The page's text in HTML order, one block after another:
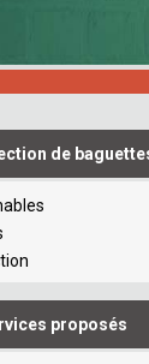
de
proposés